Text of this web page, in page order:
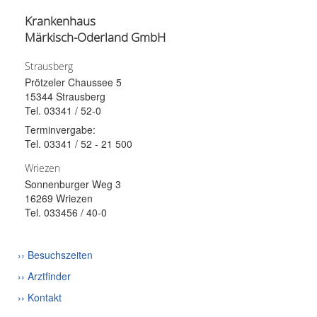
Krankenhaus
Märkisch-Oderland GmbH
Strausberg
Prötzeler Chaussee 5
15344 Strausberg
Tel. 03341 / 52-0
Terminvergabe:
Tel. 03341 / 52 - 21 500
Wriezen
Sonnenburger Weg 3
16269 Wriezen
Tel. 033456 / 40-0
›› Besuchszeiten
›› Arztfinder
›› Kontakt